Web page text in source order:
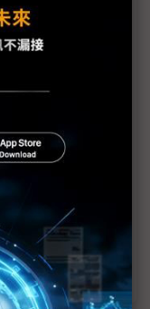
備援強化韌性
產能受損 群創
活四撇步
日攜手降天災